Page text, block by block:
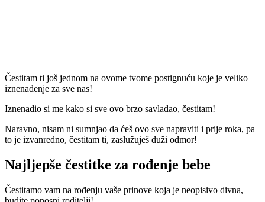
Čestitam ti još jednom na ovome tvome postignuću koje je veliko
iznenađenje za sve nas!
Iznenadio si me kako si sve ovo brzo savladao, čestitam!
Naravno, nisam ni sumnjao da ćeš ovo sve napraviti i prije roka, pa
to je izvanredno, čestitam ti, zaslužuješ duži odmor!
Najljepše čestitke za rođenje bebe
Čestitamo vam na rođenju vaše prinove koja je neopisivo divna,